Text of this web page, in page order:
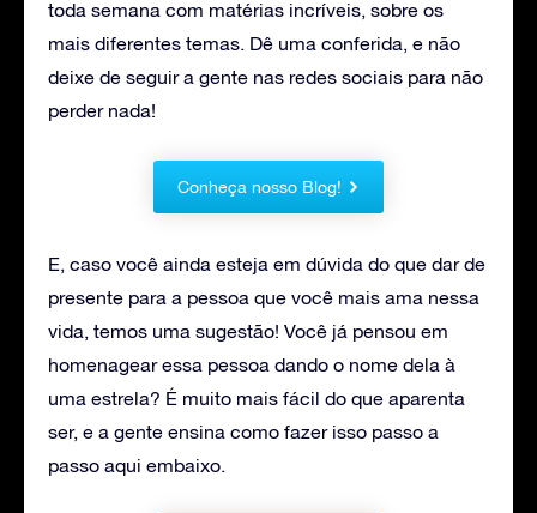
toda semana com matérias incríveis, sobre os
mais diferentes temas. Dê uma conferida, e não
deixe de seguir a gente nas redes sociais para não
perder nada!
Conheça nosso Blog!
E, caso você ainda esteja em dúvida do que dar de
presente para a pessoa que você mais ama nessa
vida, temos uma sugestão! Você já pensou em
homenagear essa pessoa dando o nome dela à
uma estrela? É muito mais fácil do que aparenta
ser, e a gente ensina como fazer isso passo a
passo aqui embaixo.